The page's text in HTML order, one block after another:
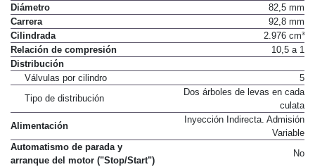
Diámetro
82,5 mm
Carrera
92,8 mm
Cilindrada
2.976 cm³
Relación de compresión
10,5 a 1
Distribución
Válvulas por cilindro
5
Tipo de distribución
Dos árboles de levas en cada
culata
Alimentación
Inyección Indirecta. Admisión
Variable
Automatismo de parada y
arranque del motor ("Stop/Start")
No